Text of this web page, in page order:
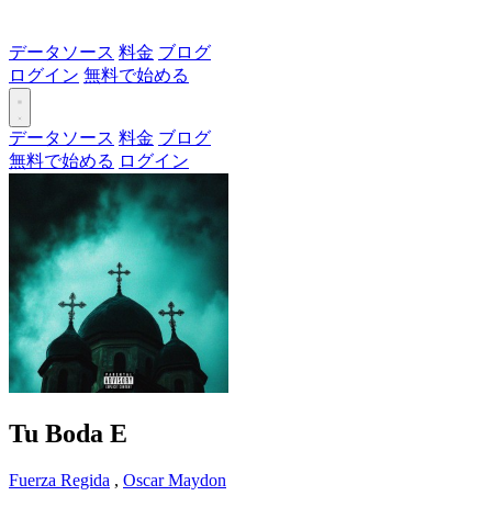
データソース 料金 ブログ
ログイン 無料で始める
データソース 料金 ブログ
無料で始める ログイン
Tu Boda E
Fuerza Regida , Oscar Maydon